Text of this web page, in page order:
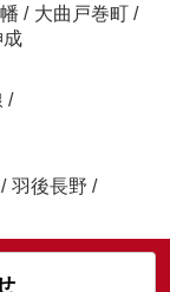
/ 大曲戸巻町 /
成
/
/ 羽後長野 /